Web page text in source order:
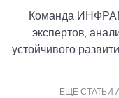
Команда
экспертов,
устойчивого
ЕЩЕ СТАТЬИ